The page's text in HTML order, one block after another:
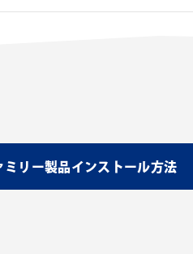
ミリー製品インストール方法